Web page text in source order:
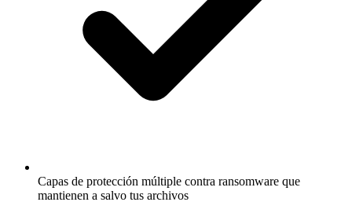
Capas de protección múltiple contra ransomware que
mantienen a salvo tus archivos